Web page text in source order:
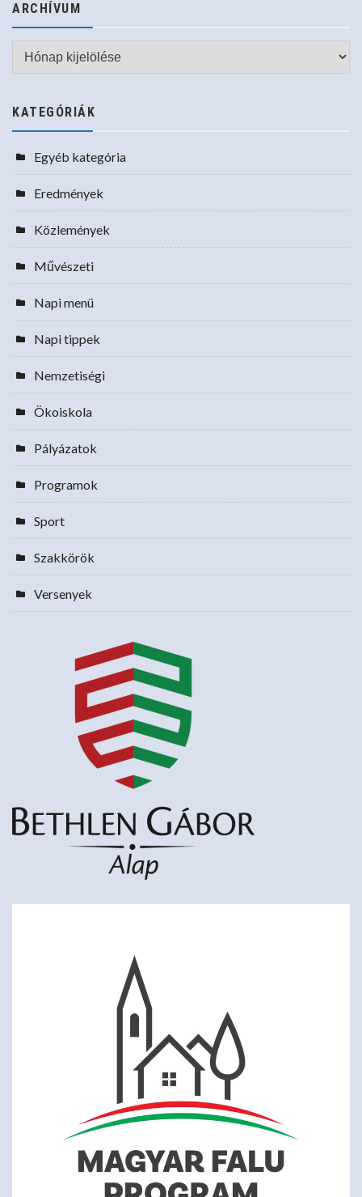
ARCHÍVUM
Archívum
KATEGÓRIÁK
Egyéb kategória
Eredmények
Közlemények
Művészeti
Napi menü
Napi tippek
Nemzetiségi
Ökoiskola
Pályázatok
Programok
Sport
Szakkörök
Versenyek